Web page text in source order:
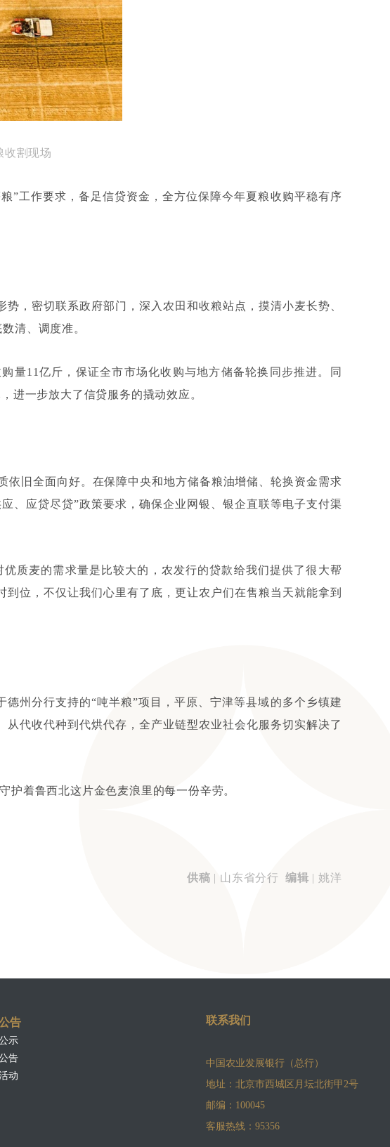
收割现场
”工作要求，备足信贷资金，全方位保障今年夏粮收购平稳有序
，密切联系政府部门，深入农田和收粮站点，摸清小麦长势、
清、调度准。
量11 亿斤，保证全市市场化收购与地方储备轮换同步推进。同
进一步放大了信贷服务的撬动效应。
旧全面向好。在保障中央和地方储备粮油增储、轮换资金需求
应、应贷尽贷”政策要求，确保企业网银、银企直联等电子支付渠
优质麦的需求量是比较大的，农发行的贷款给我们提供了很大帮
位，不仅让我们心里有了底，更让农户们在售粮当天就能拿到
德州分行支持的“吨半粮”项目，平原、宁津等县域的多个乡镇建
代收代种到代烘代存，全产业链型农业社会化服务切实解决了
护着鲁西北这片金色麦浪里的每一份辛劳。
供稿 | 山东省分行 编辑 | 姚洋
告
示
告
动
联系我们
中国农业发展银行（总行）
地址：北京市西城区月坛北街甲2号
邮编：100045
客服热线：95356